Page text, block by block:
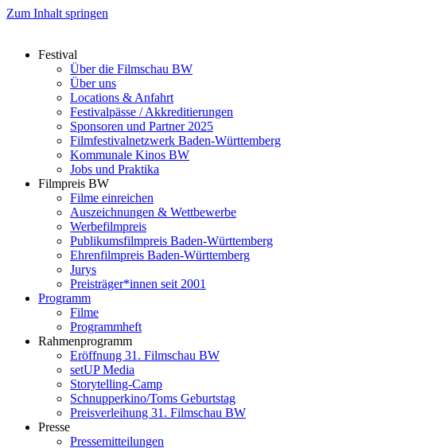
Zum Inhalt springen
Festival
Über die Filmschau BW
Über uns
Locations & Anfahrt
Festivalpässe / Akkreditierungen
Sponsoren und Partner 2025
Filmfestivalnetzwerk ­Baden-Württemberg
Kommunale Kinos BW
Jobs und Praktika
Filmpreis BW
Filme einreichen
Auszeichnungen & Wettbewerbe
Werbefilmpreis
Publikumsfilmpreis Baden-Württemberg
Ehrenfilmpreis Baden-Württemberg
Jurys
Preisträger*innen seit 2001
Programm
Filme
Programmheft
Rahmenprogramm
Eröffnung 31. Filmschau BW
setUP Media
Storytelling-Camp
Schnupperkino/Toms Geburtstag
Preisverleihung 31. Filmschau BW
Presse
Pressemitteilungen